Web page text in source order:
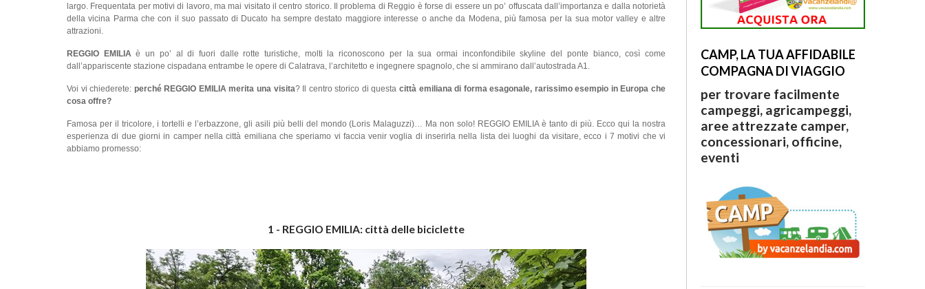
largo. Frequentata per motivi di lavoro, ma mai visitato il centro storico. Il problema di Reggio è forse di essere un po’ offuscata dall’importanza e dalla notorietà
della vicina Parma che con il suo passato di Ducato ha sempre destato maggiore interesse o anche da Modena, più famosa per la sua motor valley e altre
attrazioni.
REGGIO EMILIAè un po’ al di fuori dalle rotte turistiche, molti la riconoscono per la sua ormai inconfondibile skyline del ponte bianco, così come
dall’appariscente stazione cispadana entrambe le opere di Calatrava, l’architetto e ingegnere spagnolo, che si ammirano dall’autostrada A1.
Voi vi chiederete: perchéREGGIO EMILIA merita una visita? Il centro storico di questa città emiliana di forma esagonale, rarissimo esempio in Europache
cosa offre?
Famosa per il tricolore, i tortelli e l’erbazzone, gli asili più belli del mondo (Loris Malaguzzi)… Ma non solo! REGGIO EMILIA è tanto di più. Ecco qui la nostra
esperienza di due giorni in camper nella città emiliana che speriamo vi faccia venir voglia di inserirla nella lista dei luoghi da visitare, ecco i 7 motivi che vi
abbiamo promesso:
1 - REGGIO EMILIA: città delle biciclette
CAMP, LA TUA AFFIDABILE
COMPAGNA DI VIAGGIO
per trovare facilmente
campeggi, agricampeggi,
aree attrezzate camper,
concessionari, officine,
eventi